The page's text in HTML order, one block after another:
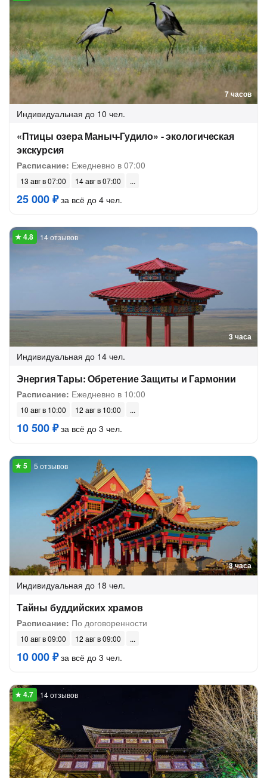
7 часов
Индивидуальная до 10 чел.
«Птицы озера Маныч-Гудило» - экологическая
экскурсия
Расписание: Ежедневно в 07:00
13 авг в 07:00 14 авг в 07:00
25 000 ₽за всё до 4 чел.
3 часа
14 отзывов
Индивидуальная до 14 чел.
Энергия Тары: Обретение Защиты и Гармонии
Расписание: Ежедневно в 10:00
10 авг в 10:00 12 авг в 10:00
10 500 ₽за всё до 3 чел.
3 часа
5 отзывов
Индивидуальная до 18 чел.
Тайны буддийских храмов
Расписание: По договоренности
10 авг в 09:00 12 авг в 09:00
10 000 ₽за всё до 3 чел.
14 отзывов